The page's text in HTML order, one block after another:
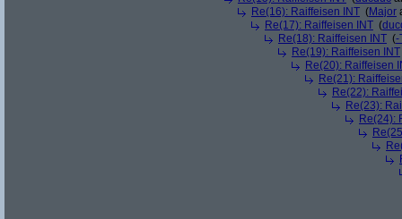
Re(16): Raiffeisen INT (Major
Re(17): Raiffeisen INT (
Re(18): Raiffeisen INT (-
Re(19): Raiffeisen INT
Re(20): Raiffeisen
Re(21):
Re(22):
Re(23):
Re(24):